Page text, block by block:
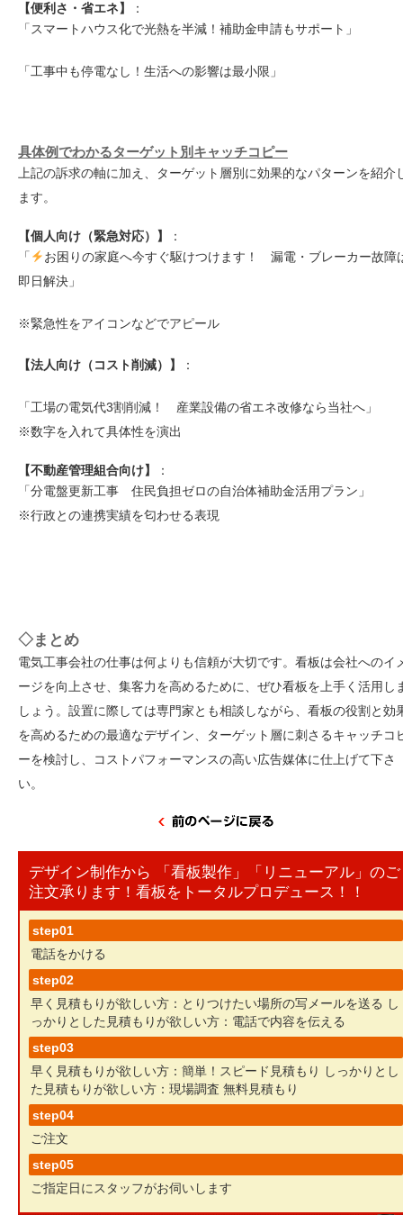
【便利さ・省エネ】
：
「スマートハウス化で光熱を半減！補助金申請もサポート」
「工事中も停電なし！生活への影響は最小限」
具体例でわかるターゲット別キャッチコピー
上記の訴求の軸に加え、ターゲット層別に効果的なパターンを紹介
ます。
【個人向け（緊急対応）】
：
「
お困りの家庭へ今すぐ駆けつけます！ 漏電・ブレーカー故障
即日解決」
※緊急性をアイコンなどでアピール
【法人向け（コスト削減）】 ：
「工場の電気代3割削減！ 産業設備の省エネ改修なら当社へ」
※数字を入れて具体性を演出
【不動産管理組合向け】
：
「分電盤更新工事 住民負担ゼロの自治体補助金活用プラン」
※行政との連携実績を匂わせる表現
◇まとめ
電気工事会社の仕事は何よりも信頼が大切です。看板は会社へのイ
ージを向上させ、集客力を高めるために、ぜひ看板を上手く活用し
しょう。設置に際しては専門家とも相談しながら、看板の役割と効
を高めるための最適なデザイン、ターゲット層に刺さるキャッチコ
ーを検討し、コストパフォーマンスの高い広告媒体に仕上げて下さ
い。
デザイン制作から 「看板製作」「リニューアル」のご
注文承ります！看板をトータルプロデュース！！
step01
電話をかける
step02
早く見積もりが欲しい方：とりつけたい場所の写メールを送る し
っかりとした見積もりが欲しい方：電話で内容を伝える
step03
早く見積もりが欲しい方：簡単！スピード見積もり
しっかりとし
た見積もりが欲しい方：現場調査 無料見積もり
step04
ご注文
step05
ご指定日にスタッフがお伺いします